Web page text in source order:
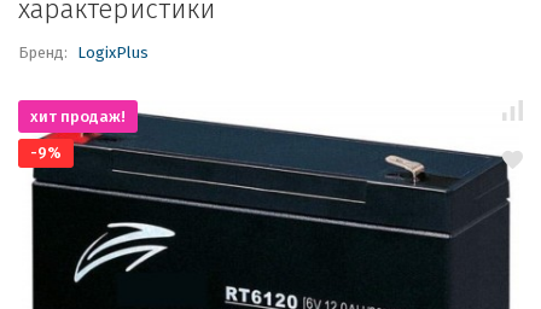
характеристики
Бренд: LogixPlus
хит продаж!
-9%